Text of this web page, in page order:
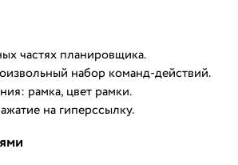
частях планировщика.
набор команд-действий.
рамка, цвет рамки.
на гиперссылку.